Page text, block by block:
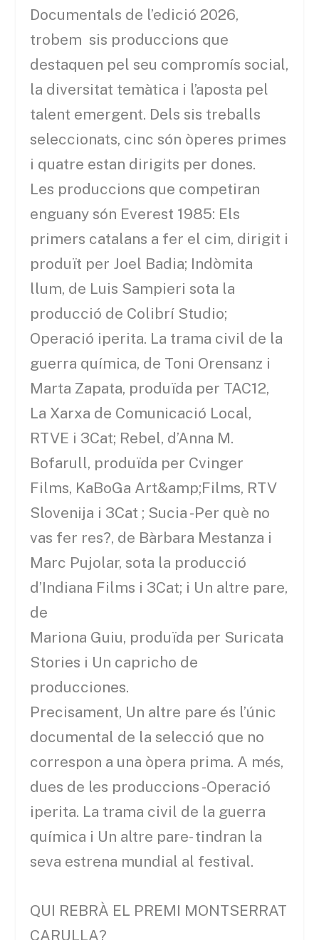
Documentals de l’edició 2026,
trobem sis produccions que
destaquen pel seu compromís social,
la diversitat temàtica i l’aposta pel
talent emergent. Dels sis treballs
seleccionats, cinc són òperes primes
i quatre estan dirigits per dones.
Les produccions que competiran
enguany són Everest 1985: Els
primers catalans a fer el cim, dirigit i
produït per Joel Badia; Indòmita
llum, de Luis Sampieri sota la
producció de Colibrí Studio;
Operació iperita. La trama civil de la
guerra química, de Toni Orensanz i
Marta Zapata, produïda per TAC12,
La Xarxa de Comunicació Local,
RTVE i 3Cat; Rebel, d’Anna M.
Bofarull, produïda per Cvinger
Films, KaBoGa Art&amp;Films, RTV
Slovenija i 3Cat ; Sucia -Per què no
vas fer res?, de Bàrbara Mestanza i
Marc Pujolar, sota la producció
d’Indiana Films i 3Cat; i Un altre pare,
de
Mariona Guiu, produïda per Suricata
Stories i Un capricho de
producciones.
Precisament, Un altre pare és l’únic
documental de la selecció que no
correspon a una òpera prima. A més,
dues de les produccions -Operació
iperita. La trama civil de la guerra
química i Un altre pare- tindran la
seva estrena mundial al festival.
QUI REBRÀ EL PREMI MONTSERRAT
CARULLA?